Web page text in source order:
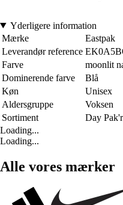
Yderligere information
Mærke
Eastpak
Leverandør reference
Farve
moonlit
Dominerende farve
Blå
Køn
Unisex
Aldersgruppe
Voksen
Sortiment
Day Pak'r
Loading...
Loading...
Alle vores mærker